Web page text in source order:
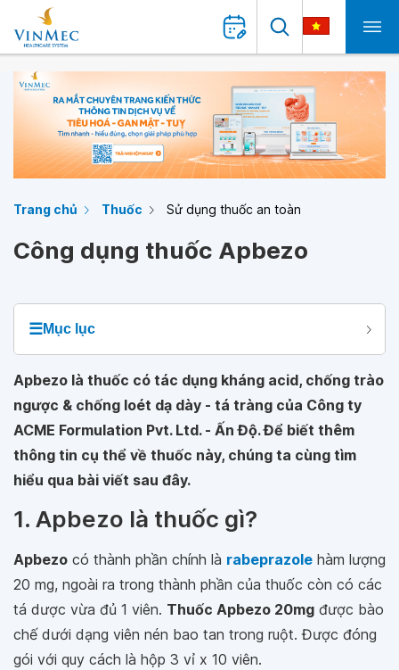
Trang chủ Thuốc Sử dụng thuốc an toàn
Công dụng thuốc Apbezo
☰Mục lục
Apbezo là thuốc có tác dụng kháng acid, chống trào
ngược & chống loét dạ dày - tá tràng của Công ty
ACME Formulation Pvt. Ltd. - Ấn Độ. Để biết thêm
thông tin cụ thể về thuốc này, chúng ta cùng tìm
hiểu qua bài viết sau đây.
1. Apbezo là thuốc gì?
Apbezo có thành phần chính là rabeprazole hàm lượng
20 mg, ngoài ra trong thành phần của thuốc còn có các
tá dược vừa đủ 1 viên. Thuốc Apbezo 20mg được bào
chế dưới dạng viên nén bao tan trong ruột. Được đóng
gói với quy cách là hộp 3 vỉ x 10 viên.